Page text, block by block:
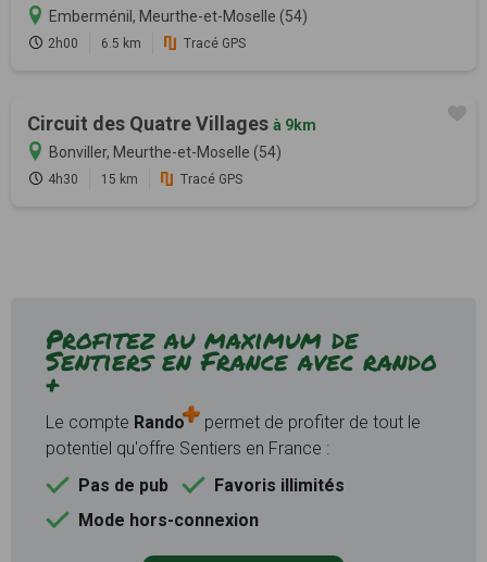
Emberménil, Meurthe-et-Moselle (54)
2h00 6.5 km Tracé GPS
Circuit des Quatre Villages à 9km
Bonviller, Meurthe-et-Moselle (54)
4h30 15 km Tracé GPS
Profitez au maximum de
Sentiers en France avec rando
+
Le compte Rando
permet de profiter de tout le
potentiel qu'offre Sentiers en France :
Pas de pub
Favoris illimités
Mode hors-connexion